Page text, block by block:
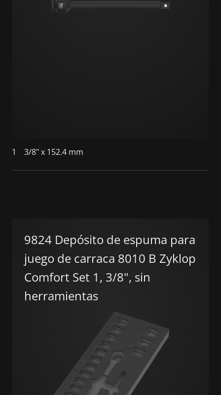
1 3/8" x 152.4 mm
9824 Depósito de espuma para
juego de carraca 8010 B Zyklop
Comfort Set 1, 3/8", sin
herramientas